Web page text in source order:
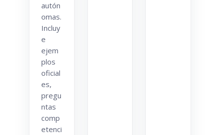
autón
omas.
Incluy
e
ejem
plos
oficial
es,
pregu
ntas
comp
etenci